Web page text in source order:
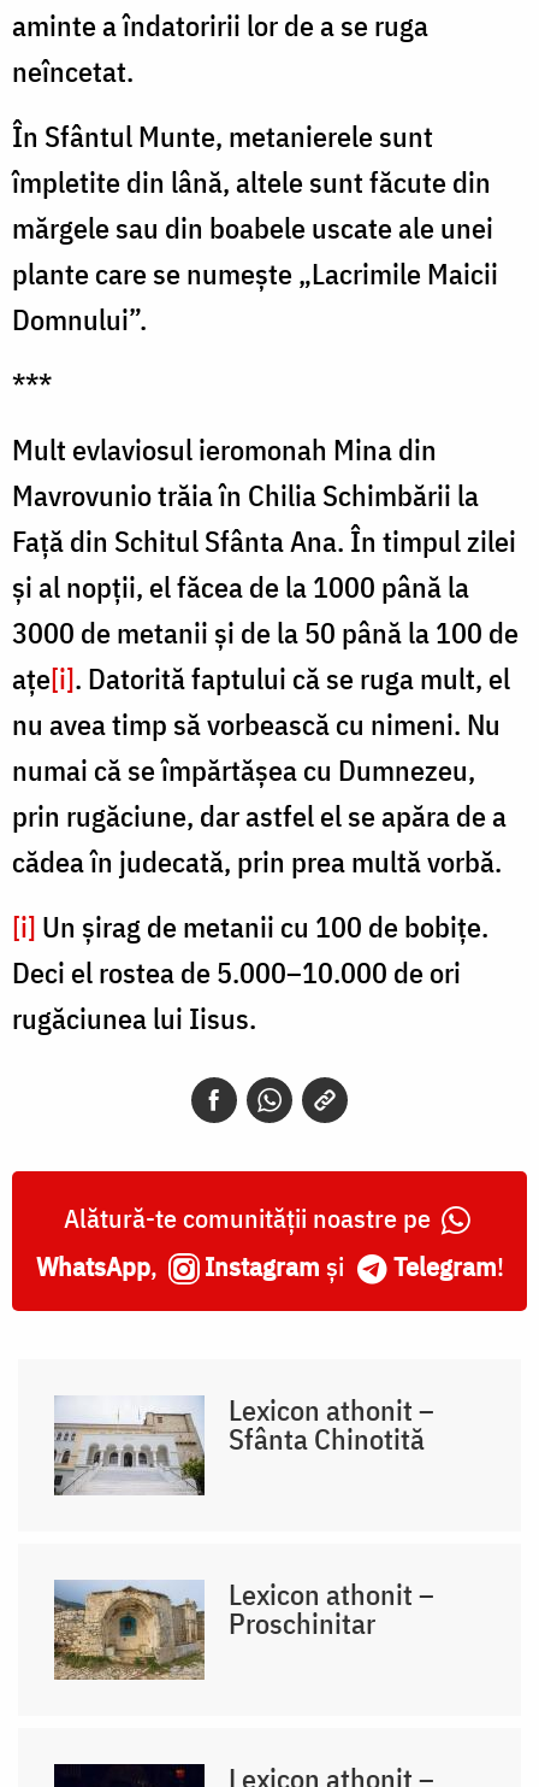
aminte a îndatoririi lor de a se ruga
neîncetat.
În Sfântul Munte, metanierele sunt
împletite din lână, altele sunt făcute din
mărgele sau din boabele uscate ale unei
plante care se numește „Lacrimile Maicii
Domnului”.
***
Mult evlaviosul ieromonah Mina din
Mavrovunio trăia în Chilia Schimbării la
Faţă din Schitul Sfânta Ana. În timpul zilei
şi al nopţii, el făcea de la 1000 până la
3000 de metanii şi de la 50 până la 100 de
ațe[i]. Datorită faptului că se ruga mult, el
nu avea timp să vorbească cu nimeni. Nu
numai că se împărtăşea cu Dumnezeu,
prin rugăciune, dar astfel el se apăra de a
cădea în judecată, prin prea multă vorbă.
[i] Un şirag de metanii cu 100 de bobiţe.
Deci el rostea de 5.000–10.000 de ori
rugăciunea lui Iisus.
Alătură-te comunității noastre pe
WhatsApp, Instagram și Telegram!
Lexicon athonit –
Sfânta Chinotită
Lexicon athonit –
Proschinitar
Lexicon athonit –